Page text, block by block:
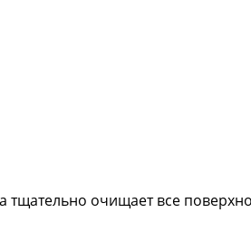
тщательно очищает все